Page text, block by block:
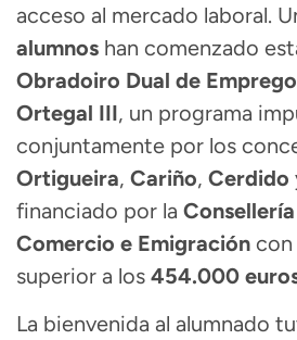
acceso al mercado laboral.
alumnos han comenzado
Obradoiro Dual de
Ortegal III, un programa
conjuntamente por los
Ortigueira, Cariño, Cerdido
financiado por la
Comercio e Emigración con
superior a los 454.000
La bienvenida al alumnado